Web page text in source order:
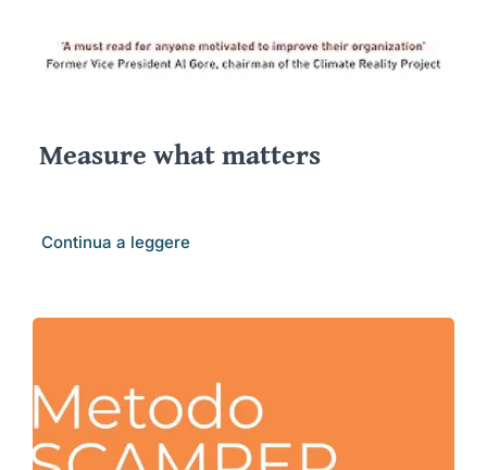
Measure what matters
Continua a leggere